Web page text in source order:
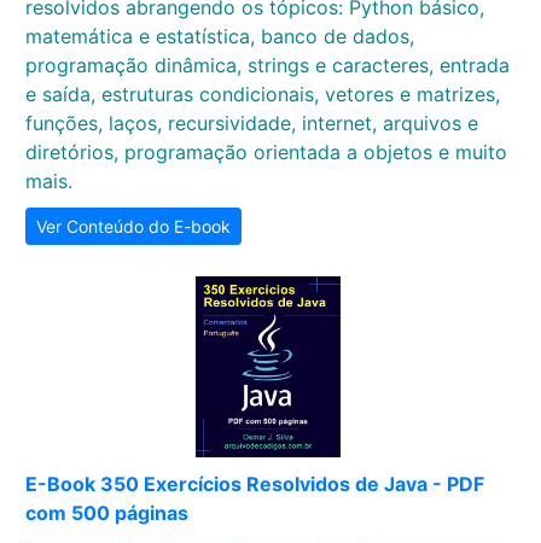
resolvidos abrangendo os tópicos: Python básico,
matemática e estatística, banco de dados,
programação dinâmica, strings e caracteres, entrada
e saída, estruturas condicionais, vetores e matrizes,
funções, laços, recursividade, internet, arquivos e
diretórios, programação orientada a objetos e muito
mais.
Ver Conteúdo do E-book
E-Book 350 Exercícios Resolvidos de Java - PDF
com 500 páginas